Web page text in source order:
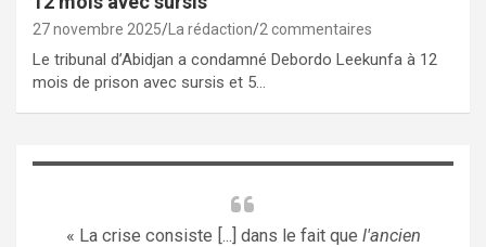
27 novembre 2025 La rédaction 2 commentaires
Le tribunal d’Abidjan a condamné Debordo Leekunfa à 12
mois de prison avec sursis et 5…
« La crise consiste [...] dans le fait que l'ancien